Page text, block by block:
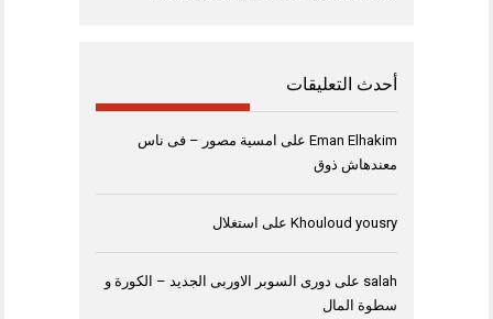
أحدث التعليقات
Eman Elhakim على امسية مصور – فى ناس
معندهاش ذوق
Khouloud yousry على استغلال
salah على دورى السوبر الاوربى الجديد – الكورة و
سطوة المال